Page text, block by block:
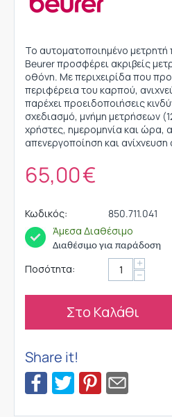
Το αυτοματοποιημένο μετρητή
Beurer προσφέρει ακριβείς
οθόνη. Με περιχειρίδα που
περιφέρεια του καρπού,
παρέχει προειδοποιήσεις
σχεδιασμό, μνήμη μετρήσεων
χρήστες, ημερομηνία και ώρα,
απενεργοποίηση και
65,00€
Κωδικός:
850.711.041
Άμεσα Διαθέσιμο
Διαθέσιμο για παράδοση
Ποσότητα: +
−
Στο Καλάθι
Share it!